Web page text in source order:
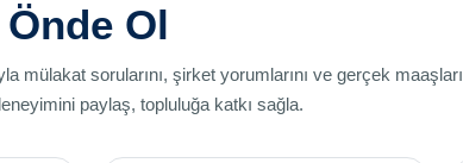
Önde Ol
mülakat sorularını, şirket yorumlarını ve gerçek maaşları
paylaş, topluluğa katkı sağla.